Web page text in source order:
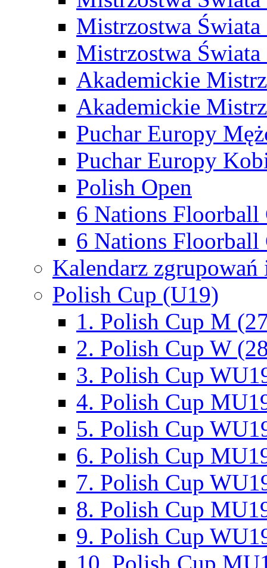
Mistrzostwa
Mistrzostwa
Akademickie
Akademickie
Puchar Europy
Puchar Europy
Polish Open
6 Nations Floorball
6 Nations Floorball
Kalendarz
Polish Cup (U19)
1. Polish Cup M
2. Polish Cup W
3. Polish Cup
4. Polish Cup
5. Polish Cup
6. Polish Cup
7. Polish Cup
8. Polish Cup
9. Polish Cup
10. Polish Cup